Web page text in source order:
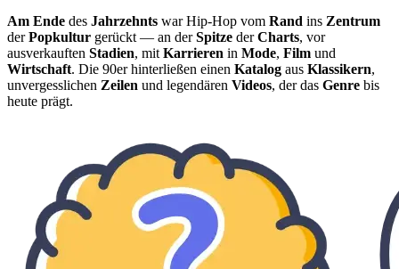
Am Ende des Jahrzehnts war Hip-Hop vom Rand ins Zentrum
derPopkultur gerückt — an derSpitze derCharts, vor
ausverkauften Stadien, mit Karrieren in Mode, Film und
Wirtschaft. Die 90er hinterließen einen Katalog aus Klassikern,
unvergesslichen Zeilen und legendären Videos, der das Genre bis
heute prägt.